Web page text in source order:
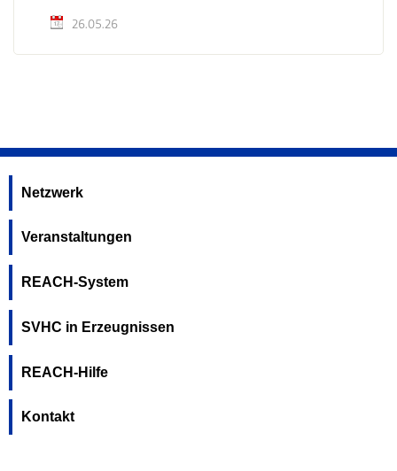
26.05.26
Netzwerk
Veranstaltungen
REACH-System
SVHC in Erzeugnissen
REACH-Hilfe
Kontakt